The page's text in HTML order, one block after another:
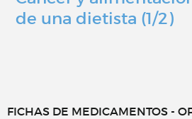
de una dietista (1/2)
FICHAS DE MEDICAMENTOS -